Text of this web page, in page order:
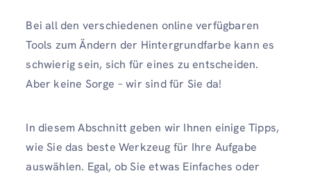
Bei all den verschiedenen online verfügbaren
Tools zum Ändern der Hintergrundfarbe kann es
schwierig sein, sich für eines zu entscheiden.
Aber keine Sorge – wir sind für Sie da!
In diesem Abschnitt geben wir Ihnen einige Tipps,
wie Sie das beste Werkzeug für Ihre Aufgabe
auswählen. Egal, ob Sie etwas Einfaches oder